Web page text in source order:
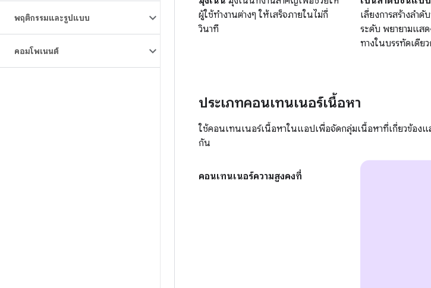
พฤติกรรมและรูปแบบ
คอมโพเนนต์
ผู้ใช้ทำงานต่างๆ ให้เสร็จภายในไม่กี่
วินาที
เลี่ยงการสร้างลํา
ระดับ พยายามแส
ทางในบรรทัดเดีย
ประเภทคอนเทนเนอร์เนื้อหา
ใช้คอนเทนเนอร์เนื้อหาในแอปเพื่อจัดกลุ่มเนื้อหาที่เกี่ยวข้อง
กัน
คอนเทนเนอร์ความสูงคงที่